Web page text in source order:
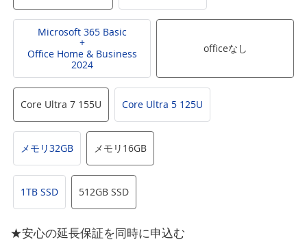
Microsoft 365 Basic
+
Office Home & Business
2024
officeなし
Core Ultra 7 155U Core Ultra 5 125U
メモリ32GB メモリ16GB
1TB SSD 512GB SSD
★安心の延長保証を同時に申込む